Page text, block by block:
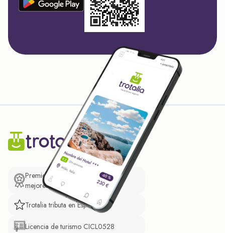
Premio de El Confidencial a las
mejores prácticas empresariales.
Trotalia tributa en España
Licencia de turismo CICL0528